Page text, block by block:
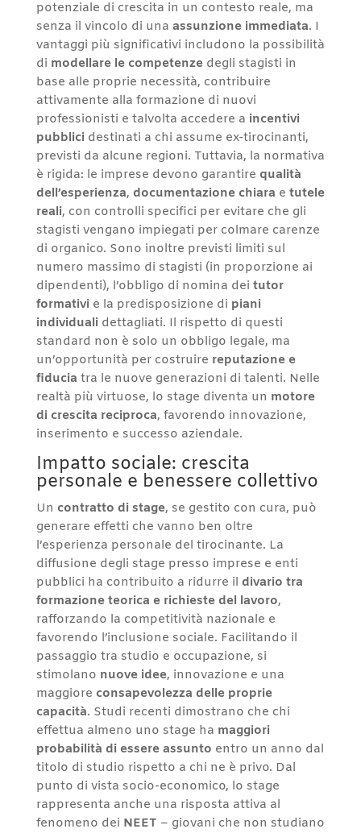
potenziale di crescita in un contesto reale, ma
senza il vincolo di una assunzione immediata. I
vantaggi più significativi includono la possibilità
di modellare le competenzedegli stagisti in
base alle proprie necessità, contribuire
attivamente alla formazione di nuovi
professionisti e talvolta accedere a incentivi
pubblicidestinati a chi assume ex-tirocinanti,
previsti da alcune regioni. Tuttavia, la normativa
è rigida: le imprese devono garantire qualità
dell’esperienza, documentazione chiara e tutele
reali, con controlli specifici per evitare che gli
stagisti vengano impiegati per colmare carenze
di organico. Sono inoltre previsti limiti sul
numero massimo di stagisti (in proporzione ai
dipendenti), l’obbligo di nomina dei tutor
formativie la predisposizione di piani
individualidettagliati. Il rispetto di questi
standard non è solo un obbligo legale, ma
un’opportunità per costruire reputazione e
fiducia tra le nuove generazioni di talenti. Nelle
realtà più virtuose, lo stage diventa un motore
di crescita reciproca, favorendo innovazione,
inserimento e successo aziendale.
Impatto sociale: crescita
personale e benessere collettivo
Un contratto di stage, se gestito con cura, può
generare effetti che vanno ben oltre
l’esperienza personale del tirocinante. La
diffusione degli stage presso imprese e enti
pubblici ha contribuito a ridurre il divario tra
formazione teorica e richieste del lavoro,
rafforzando la competitività nazionale e
favorendo l’inclusione sociale. Facilitando il
passaggio tra studio e occupazione, si
stimolano nuove idee, innovazione e una
maggiore consapevolezza delle proprie
capacità. Studi recenti dimostrano che chi
effettua almeno uno stage ha maggiori
probabilità di essere assunto entro un anno dal
titolo di studio rispetto a chi ne è privo. Dal
punto di vista socio-economico, lo stage
rappresenta anche una risposta attiva al
fenomeno dei NEET – giovani che non studiano